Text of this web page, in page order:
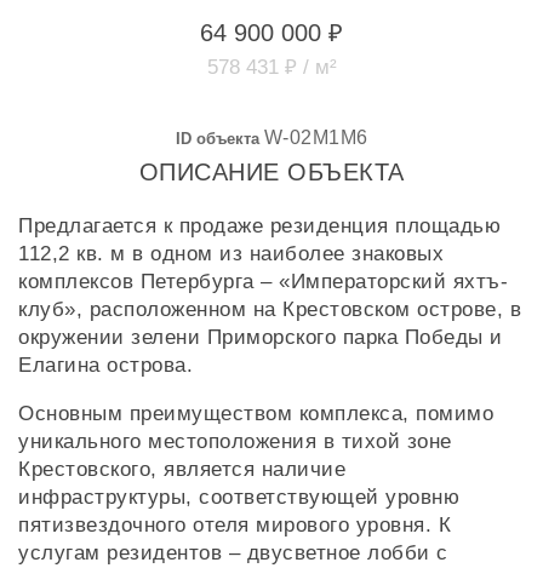
64 900 000 ₽
578 431 ₽ / м²
ID объекта W-02M1M6
ОПИСАНИЕ ОБЪЕКТА
Предлагается к продаже резиденция площадью
112,2 кв. м в одном из наиболее знаковых
комплексов Петербурга – «Императорский яхтъ-
клуб», расположенном на Крестовском острове, в
окружении зелени Приморского парка Победы и
Елагина острова.
Основным преимуществом комплекса, помимо
уникального местоположения в тихой зоне
Крестовского, является наличие
инфраструктуры, соответствующей уровню
пятизвездочного отеля мирового уровня. К
услугам резидентов – двусветное лобби с